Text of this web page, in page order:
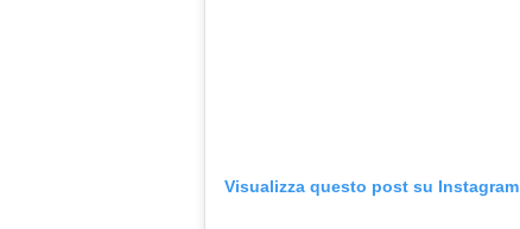
Visualizza questo post su Instagram